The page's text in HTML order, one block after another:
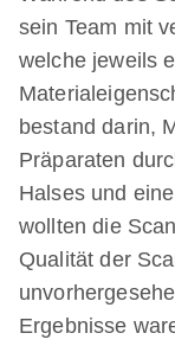
sein Team mit
welche jeweils
bestand darin,
Präparaten
Halses und
wollten die
Qualität der
Ergebnisse